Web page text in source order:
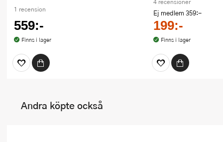
1 recension
559:-
Finns i lager
Ej medlem 359:-
199:-
Finns i lager
Andra köpte också